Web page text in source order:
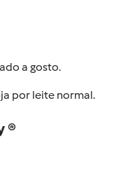
a gosto.
por leite normal.
®